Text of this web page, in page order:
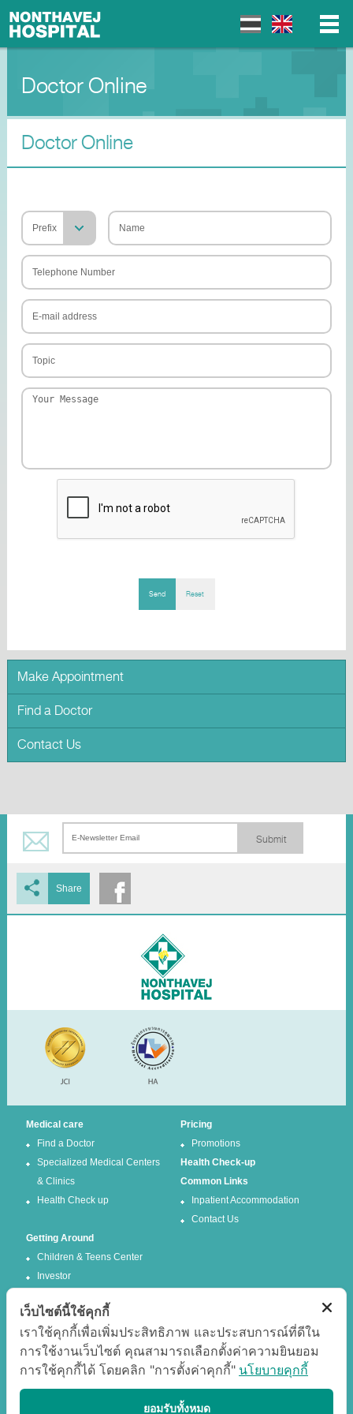
▼
Doctor Online
Doctor Online
Send Reset
Make Appointment
Find a Doctor
Contact Us
Submit
Share
Medical care
Find a Doctor
Specialized Medical Centers
& Clinics
Health Check up
Pricing
Promotions
Health Check-up
Common Links
Inpatient Accommodation
Contact Us
Getting Around
Children & Teens Center
Investor
Facebook Twitter
เว็บไซต์นี้ใช้คุกกี้
เราใช้คุกกี้เพื่อเพิ่มประสิทธิภาพ และประสบการณ์ที่ดีใน
การใช้งานเว็บไซต์ คุณสามารถเลือกตั้งค่าความยินยอม
การใช้คุกกี้ได้ โดยคลิก "การตั้งค่าคุกกี้" นโยบายคุกกี้
ยอมรับทั้งหมด